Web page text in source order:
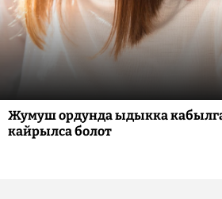
Жумуш ордунда ыдыкка
кайрылса болот